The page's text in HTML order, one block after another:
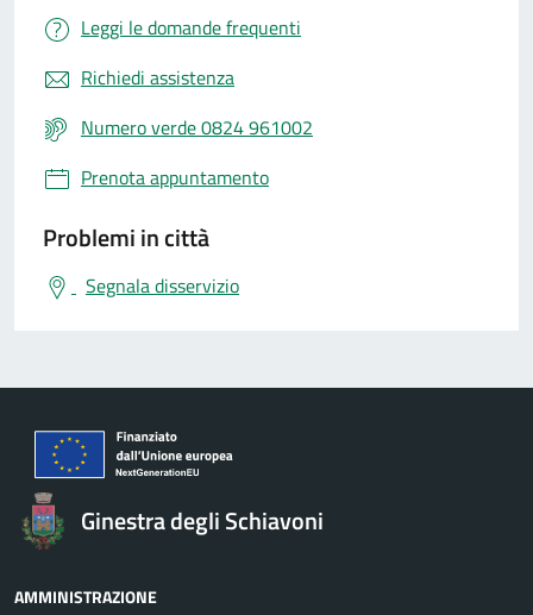
Leggi le domande frequenti
Richiedi assistenza
Numero verde 0824 961002
Prenota appuntamento
Problemi in città
Segnala disservizio
Ginestra degli Schiavoni
AMMINISTRAZIONE